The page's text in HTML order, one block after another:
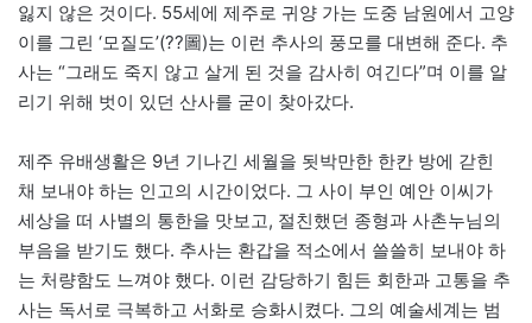
잃지 않은 것이다. 55세에 제주로 귀양 가는 도중 남원에서 고양
이를 그린 ‘모질도’(??圖)는 이런 추사의 풍모를 대변해 준다. 추
사는 “그래도 죽지 않고 살게 된 것을 감사히 여긴다”며 이를 알
리기 위해 벗이 있던 산사를 굳이 찾아갔다.
제주 유배생활은 9년 기나긴 세월을 됫박만한 한칸 방에 갇힌
채 보내야 하는 인고의 시간이었다. 그 사이 부인 예안 이씨가
세상을 떠 사별의 통한을 맛보고, 절친했던 종형과 사촌누님의
부음을 받기도 했다. 추사는 환갑을 적소에서 쓸쓸히 보내야 하
는 처량함도 느껴야 했다. 이런 감당하기 힘든 회한과 고통을 추
사는 독서로 극복하고 서화로 승화시켰다. 그의 예술세계는 범